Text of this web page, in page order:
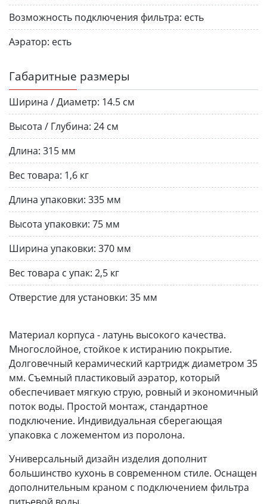
Возможность подключения фильтра: есть
Аэратор: есть
Габаритные размеры
Ширина / Диаметр: 14.5 см
Высота / Глубина: 24 см
Длина: 315 мм
Вес товара: 1,6 кг
Длина упаковки: 335 мм
Высота упаковки: 75 мм
Ширина упаковки: 370 мм
Вес товара с упак: 2,5 кг
Отверстие для установки: 35 мм
Материал корпуса - латунь высокого качества.
Многослойное, стойкое к истиранию покрытие.
Долговечный керамический картридж диаметром 35
мм. Съемный пластиковый аэратор, который
обеспечивает мягкую струю, ровный и экономичный
поток воды. Простой монтаж, стандартное
подключение. Индивидуальная сберегающая
упаковка с ложементом из поролона.
Универсальный дизайн изделия дополнит
большинство кухонь в современном стиле. Оснащен
дополнительным краном с подключением фильтра